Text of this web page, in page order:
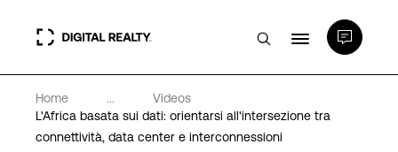
Data center
Home ...
Videos
L'Africa basata sui dati: orientarsi all'intersezione tra
connettività, data center e interconnessioni